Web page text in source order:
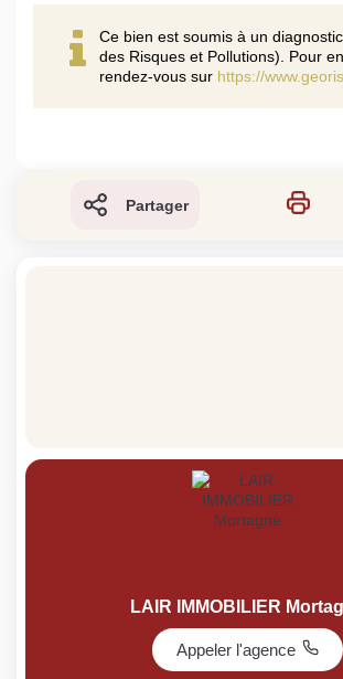
Ce bien est soumis à un
des Risques et Pollutions). Pour
rendez-vous sur https://
Partager
LAIR IMMOBILIER
Appeler l'agence